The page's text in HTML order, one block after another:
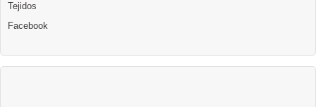
Tejidos
Facebook